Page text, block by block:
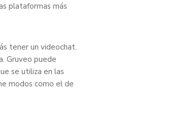
plataformas más
tener un videochat.
Gruveo puede
se utiliza en las
modos como el de